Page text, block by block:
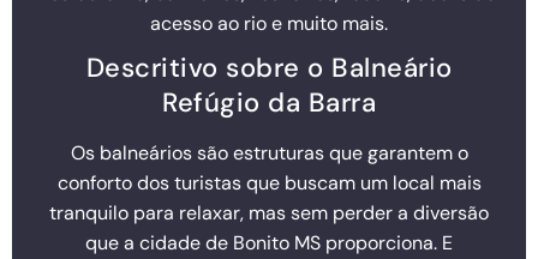
acesso ao rio e muito mais.
Descritivo sobre o Balneário
Refúgio da Barra
Os balneários são estruturas que garantem o
conforto dos turistas que buscam um local mais
tranquilo para relaxar, mas sem perder a diversão
que a cidade de Bonito MS proporciona. E